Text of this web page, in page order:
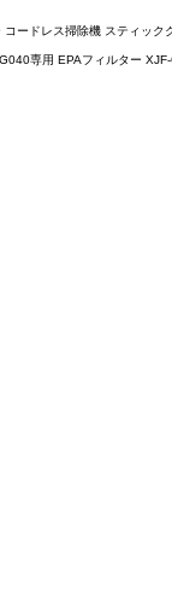
ードレス掃除機 スティッ
専用 EPAフィルター